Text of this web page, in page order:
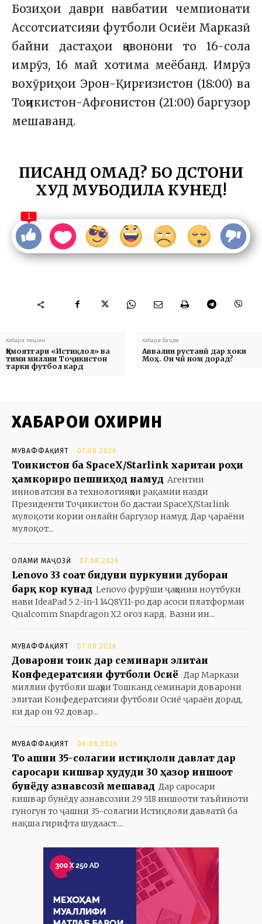
Бозиҳои даври навбатии чемпионати
Ассотсиатсияи футболи Осиёи Марказӣ
байни дастаҳои ҷавонони то 16-сола
имрӯз, 16 май хотима меёбанд. Имрӯз
вохӯриҳои Эрон-Қирғизистон (18:00) ва
Тоҷикистон-Афғонистон (21:00) баргузор
мешаванд.
ПИСАНД ОМАД? БО ДӮСТОНИ
ХУД МУБОДИЛА КУНЕД!
1
Хабари пешин
Ҳимоятгари «Истиқлол» ва
тими миллии Тоҷикистон
тарки футбол кард
Хабари баъди
Аввалин рустанӣ дар хоки
Моҳ. Он чӣ ном дорад?
ХАБАРҲОИ ОХИРИН
МУВАФФАҚИЯТ 07.08.2026
Тоҷикистон ба SpaceX/Starlink харитаи роҳи
ҳамкориро пешниҳод намуд Агентии
инноватсия ва технологияҳои рақамии назди
Президенти Тоҷикистон бо дастаи SpaceX/Starlink
мулоқоти кории онлайн баргузор намуд. Дар ҷараёни
мулоқот...
ОЛАМИ МАҶОЗӢ 07.08.2026
Lenovo 33 соат бидуни пуркунии дубораи
барқ кор кунад Lenovo фурӯши ҷаҳонии ноутбуки
нави IdeaPad 5 2-in-1 14Q8Y11-ро дар асоси платформаи
Qualcomm Snapdragon X2 оғоз кард. Вазни ин...
МУВАФФАҚИЯТ 07.08.2026
Доварони тоҷик дар семинари элитаи
Конфедератсияи футболи Осиё Дар Маркази
миллии футболи шаҳри Тошканд семинари доварони
элитаи Конфедератсияи футболи Осиё ҷараён дорад,
ки дар он 92 довар...
МУВАФФАҚИЯТ 06.08.2026
То ҷашни 35-солагии истиқлоли давлат дар
саросари кишвар ҳудуди 30 ҳазор иншоот
бунёду азнавсозӣ мешавад Дар саросари
кишвар бунёду азнавсозии 29 518 иншооти таъйиноти
гуногун то ҷашни 35-солагии Истиқлоли давлатӣ ба
нақша гирифта шудааст....